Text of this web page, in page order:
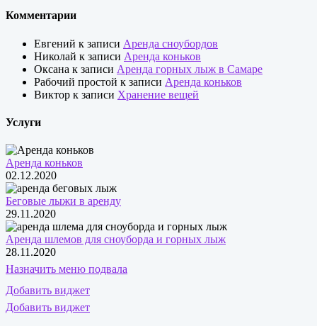
Комментарии
Евгений к записи Аренда сноубордов
Николай к записи Аренда коньков
Оксана к записи Аренда горных лыж в Самаре
Рабочий простой к записи Аренда коньков
Виктор к записи Хранение вещей
Услуги
Аренда коньков
02.12.2020
Беговые лыжи в аренду
29.11.2020
Аренда шлемов для сноуборда и горных лыж
28.11.2020
Назначить меню подвала
Добавить виджет
Добавить виджет